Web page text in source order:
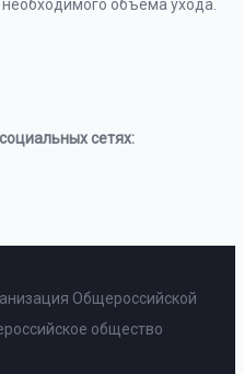
объёма ухода.
сетях:
Общероссийской
общество